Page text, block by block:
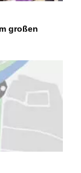
großen